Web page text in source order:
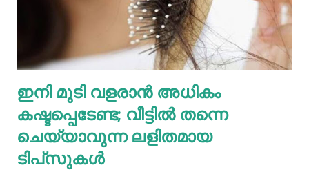
അമ്മയെയും മുത്തശ്ശിയെയും ചോദ്യം ചെയ്തു.
മധുരയിലുള്ള ബന്ധുവിന് കുട്ടികളില്ലാത്തതിനാല്‍
വളർത്താൻ ഏല്‍പ്പിച്ചുവെന്നാണ് അച്ഛൻ പൊലീസിനോട്
ആദ്യം പറഞ്ഞത്. പോലീസ് മധുരയിലെത്തി പരിശോധന
നടത്തിയെങ്കിലും കുഞ്ഞ് അവിടെയില്ലെന്ന് കണ്ടെത്തി.
തുടർന്ന് അച്ഛനെ വീണ്ടും വിശദമായി ചോദ്യം ചെയ്തു.
തുടർന്ന് നടത...
ഇനി മുടി വളരാൻ അധികം
കഷ്ടപ്പെടേണ്ട; വീട്ടിൽ തന്നെ
ചെയ്യാവുന്ന ലളിതമായ
ടിപ്‌സുകൾ